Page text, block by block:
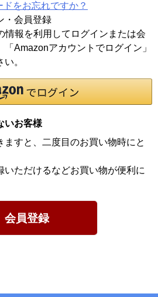
ドをお忘れですか？
・会員登録
情報を利用してログインまたは会
Amazonアカウントでログイン」
。
いお客様
すと、二度目のお買い物時にと
いただけるなどお買い物が便利に
会員登録